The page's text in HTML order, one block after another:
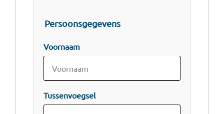
Persoonsgegevens
Voornaam
Tussenvoegsel